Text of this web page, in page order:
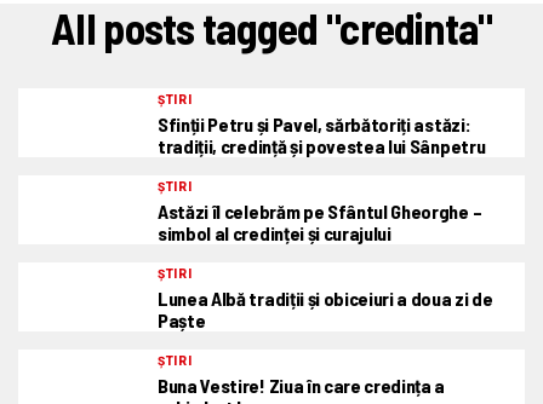
All posts tagged "credinta"
ȘTIRI
Sfinții Petru și Pavel, sărbătoriți astăzi:
tradiții, credință și povestea lui Sânpetru
ȘTIRI
Astăzi îl celebrăm pe Sfântul Gheorghe –
simbol al credinței și curajului
ȘTIRI
Lunea Albă tradiții și obiceiuri a doua zi de
Paște
ȘTIRI
Buna Vestire! Ziua în care credința a